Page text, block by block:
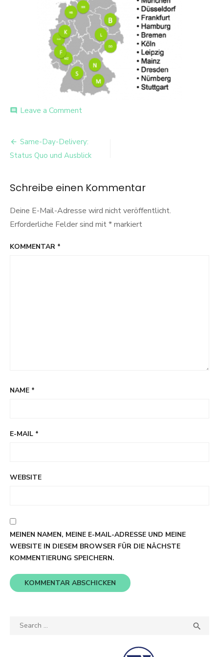
comment Leave a Commenton
Beitrags-
Navigation
Same-Day-Delivery:
Status Quo und Ausblick
Schreibe einen Kommentar
Deine E-Mail-Adresse wird nicht veröffentlicht.
Erforderliche Felder sind mit*markiert
KOMMENTAR *
NAME *
E-MAIL *
WEBSITE
MEINEN NAMEN, MEINE E-MAIL-ADRESSE UND MEINE
WEBSITE IN DIESEM BROWSER FÜR DIE NÄCHSTE
KOMMENTIERUNG SPEICHERN.
Search
